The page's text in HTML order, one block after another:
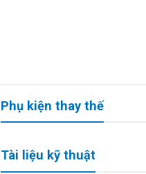
Phụ kiện thay thế
Tài liệu kỹ thuật